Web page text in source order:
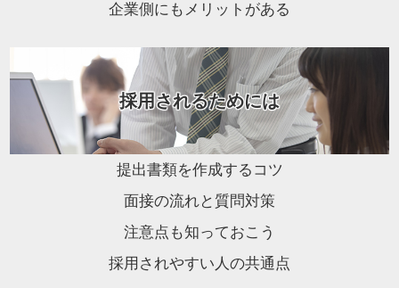
企業側にもメリットがある
採用されるためには
提出書類を作成するコツ
面接の流れと質問対策
注意点も知っておこう
採用されやすい人の共通点